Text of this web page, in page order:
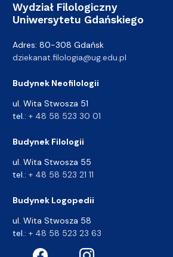
Wydział Filologiczny
Uniwersytetu Gdańskiego
Adres: 80-308 Gdańsk
dziekanat.filologia@ug.edu.pl
Budynek Neofilologii
ul. Wita Stwosza 51
tel.: + 48 58 523 30 01
Budynek Filologii
ul. Wita Stwosza 55
tel.: + 48 58 523 21 11
Budynek Logopedii
ul. Wita Stwosza 58
tel.: + 48 58 523 23 63